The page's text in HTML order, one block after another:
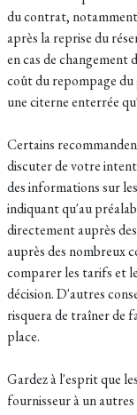
du contrat,
après la reprise du
en cas de
coût du repompage
une citerne enterrée
Certains
discuter de votre
des informations sur
indiquant qu'au
directement auprès
auprès des nombreux
comparer les tarifs et
décision. D'autres
risquera de traîner de
place.
Gardez à l'esprit que
fournisseur à un